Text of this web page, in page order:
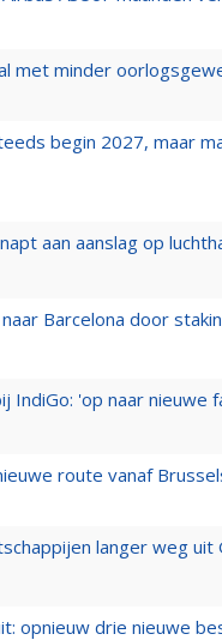
met minder
begin 2027, maar
aan aanslag op
Barcelona door
IndiGo: 'op naar nieuwe
route vanaf
langer weg uit
opnieuw drie nieuwe